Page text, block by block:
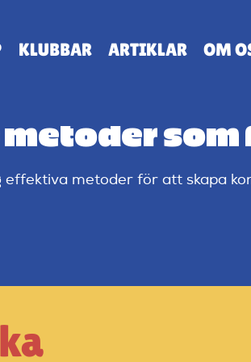
KLUBBAR ARTIKLAR OM
som
metoder för att skapa